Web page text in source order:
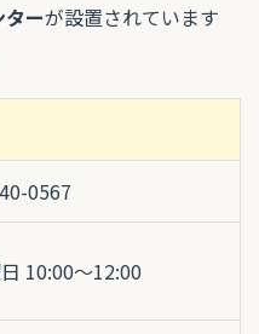
ーが設置されています
0567
10:00〜12:00